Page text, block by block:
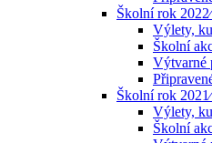
Školní rok
Výlety,
Školní
Výtvarné
Školní rok
Výlety,
Školní